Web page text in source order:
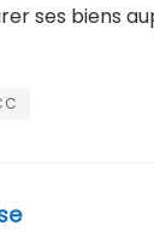
ses biens